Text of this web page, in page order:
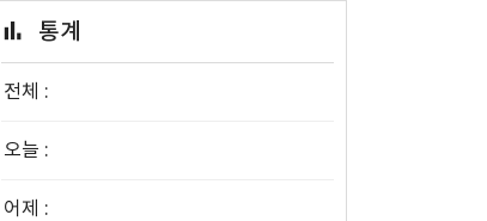
통계
전체 :
오늘 :
어제 :